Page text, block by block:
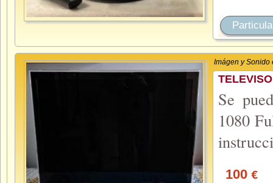
Imágen y Sonido
Se
1080
100 €